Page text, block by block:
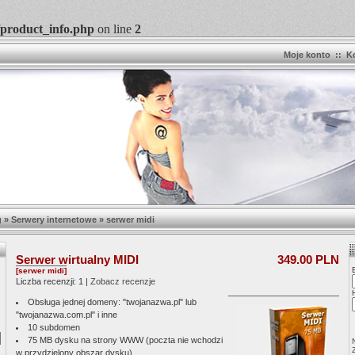
on line 2
Moje konto ::
»Serwery internetowe»serwer midi
Serwer wirtualny MIDI
[serwer midi]
349.00 PLN
Liczba recenzji: 1 | Zobacz recenzje
Obsługa jednej domeny: "twojanazwa.pl" lub
"twojanazwa.com.pl" i inne
10 subdomen
75 MB dysku na strony WWW (poczta nie wchodzi
w przydzielony obszar dysku)